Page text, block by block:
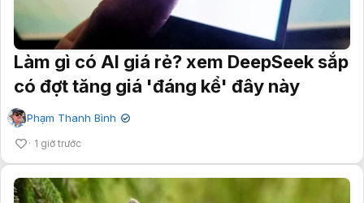
Làm gì có AI giá rẻ? xem DeepSeek sắp
có đợt tăng giá 'đáng kể' đây này
Phạm Thanh Bình ✔
1 giờ trước